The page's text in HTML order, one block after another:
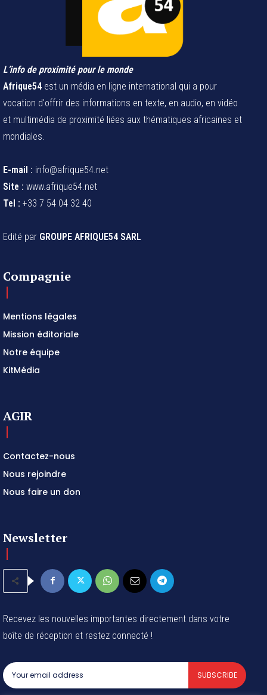
L’info de proximité pour le monde
Afrique54 est un média en ligne international qui a pour
vocation d'offrir des informations en texte, en audio, en vidéo
et multimédia de proximité liées aux thématiques africaines et
mondiales.
E-mail : info@afrique54.net
Site : www.afrique54.net
Tel : +33 7 54 04 32 40
Edité par GROUPE AFRIQUE54 SARL
Compagnie
Mentions légales
Mission éditoriale
Notre équipe
KitMédia
AGIR
Contactez-nous
Nous rejoindre
Nous faire un don
Newsletter
Recevez les nouvelles importantes directement dans votre
boîte de réception et restez connecté !
SUBSCRIBE